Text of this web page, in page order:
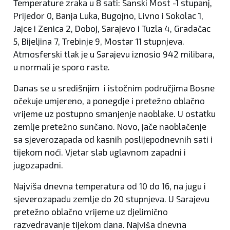
Temperature zraka u 8 sati: Sanski Most -1 stupanj,
Prijedor 0, Banja Luka, Bugojno, Livno i Sokolac 1,
Jajce i Zenica 2, Doboj, Sarajevo i Tuzla 4, Gradačac
5, Bijeljina 7, Trebinje 9, Mostar 11 stupnjeva.
Atmosferski tlak je u Sarajevu iznosio 942 milibara,
u normali je sporo raste.
Danas se u središnjim i istočnim područjima Bosne
očekuje umjereno, a ponegdje i pretežno oblačno
vrijeme uz postupno smanjenje naoblake. U ostatku
zemlje pretežno sunčano. Novo, jače naoblačenje
sa sjeverozapada od kasnih poslijepodnevnih sati i
tijekom noći. Vjetar slab uglavnom zapadni i
jugozapadni.
Najviša dnevna temperatura od 10 do 16, na jugu i
sjeverozapadu zemlje do 20 stupnjeva. U Sarajevu
pretežno oblačno vrijeme uz djelimično
razvedravanje tijekom dana. Najviša dnevna